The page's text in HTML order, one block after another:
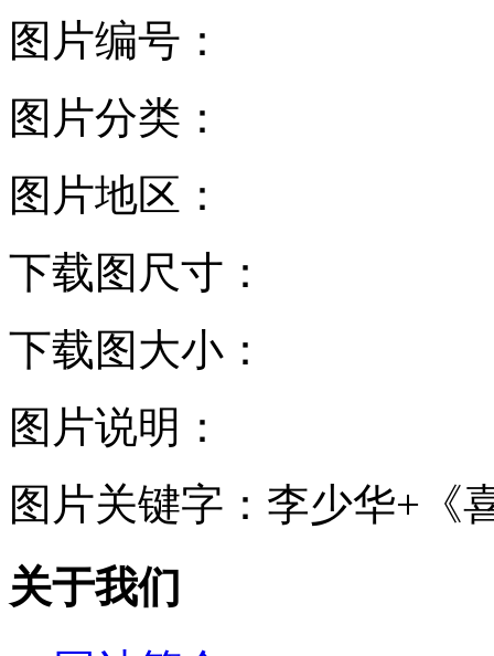
图片编号：
图片分类：
图片地区：
下载图尺寸：
下载图大小：
图片说明：
图片关键字： 李少华+《
关于我们